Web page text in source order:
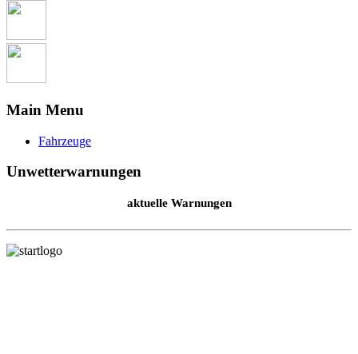
Main Menu
Fahrzeuge
Unwetterwarnungen
aktuelle Warnungen